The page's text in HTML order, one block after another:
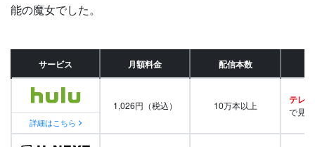
能の魔女でした。
サービス 月額料金 配信本数
詳細はこちら
1,026円（税込） 10万本以上 テレビ
で見